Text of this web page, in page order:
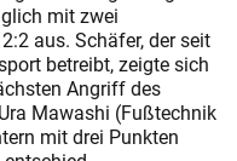
mit zwei
aus. Schäfer, der seit
betreibt, zeigte sich
Angriff des
Mawashi (Fußtechnik
mit drei Punkten